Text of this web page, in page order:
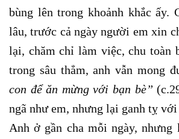
bùng lên trong khoảnh khắc ấy.
lâu, trước cả ngày người em xin
lại, chăm chỉ làm việc, chu toàn
trong sâu thẳm, anh vẫn mong
con để ăn mừng với bạn bè”
ngã như em, nhưng lại ganh tỵ
Anh ở gần cha mỗi ngày, nhưng